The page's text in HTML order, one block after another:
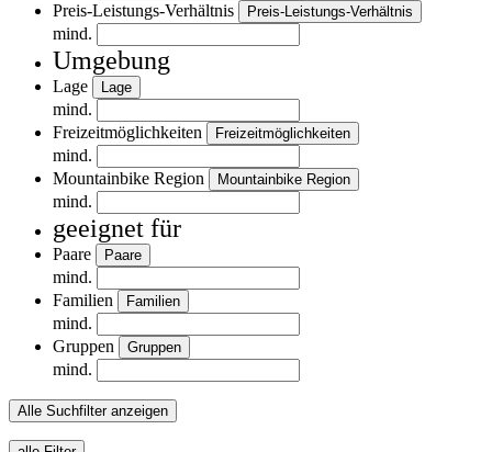
Preis-Leistungs-Verhältnis
Preis-Leistungs-Verhältnis
mind.
Umgebung
Lage Lage
mind.
Freizeitmöglichkeiten
Freizeitmöglichkeiten
mind.
Mountainbike Region
Mountainbike Region
mind.
geeignet für
Paare Paare
mind.
Familien
Familien
mind.
Gruppen
Gruppen
mind.
Alle Suchfilter anzeigen